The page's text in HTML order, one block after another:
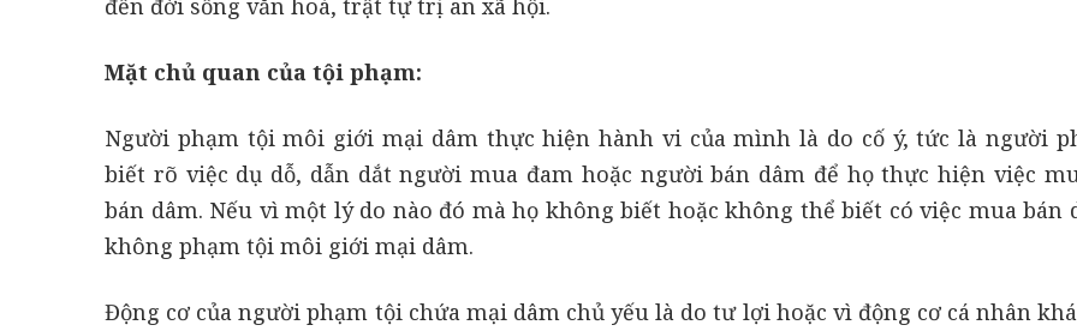
Mặt chủ quan của tội phạm:
Người phạm tội môi giới mại dâm thực hiện hành vi của mình là do cố ý, tức là người
biết rõ việc dụ dỗ, dẫn dắt người mua đam hoặc người bán dâm để họ thực hiện việc
bán dâm. Nếu vì một lý do nào đó mà họ không biết hoặc không thể biết có việc mua bán
không phạm tội môi giới mại dâm.
Động cơ của người phạm tội chứa mại dâm chủ yếu là do tư lợi hoặc vì động cơ cá nhân